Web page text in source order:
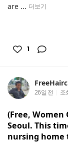
are ... 더보기
1
26일 전
조
(Free,
Seoul. This
nursing home